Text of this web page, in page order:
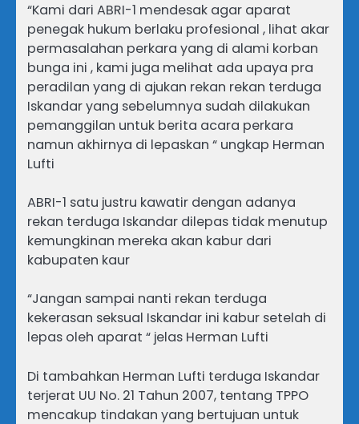
“Kami dari ABRI-1 mendesak agar aparat
penegak hukum berlaku profesional , lihat akar
permasalahan perkara yang di alami korban
bunga ini , kami juga melihat ada upaya pra
peradilan yang di ajukan rekan rekan terduga
Iskandar yang sebelumnya sudah dilakukan
pemanggilan untuk berita acara perkara
namun akhirnya di lepaskan “ ungkap Herman
Lufti
ABRI-1 satu justru kawatir dengan adanya
rekan terduga Iskandar dilepas tidak menutup
kemungkinan mereka akan kabur dari
kabupaten kaur
“Jangan sampai nanti rekan terduga
kekerasan seksual Iskandar ini kabur setelah di
lepas oleh aparat “ jelas Herman Lufti
Di tambahkan Herman Lufti terduga Iskandar
terjerat UU No. 21 Tahun 2007, tentang TPPO
mencakup tindakan yang bertujuan untuk